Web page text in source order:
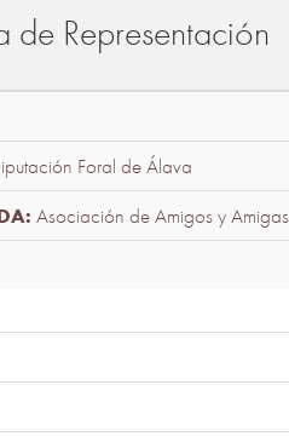
Representación
Foral de Álava
Asociación de Amigos y